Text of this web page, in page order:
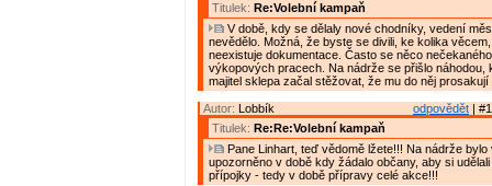
Titulek: Re:Volební kampaň
V době, kdy se dělaly nové chodníky, vedení
nevědělo. Možná, že byste se divili, ke kolika
neexistuje dokumentace. Často se něco
výkopových pracech. Na nádrže se přišlo náhodou,
majitel sklepa začal stěžovat, že mu do něj prosakují
odpovědět |
Autor: Lobbík
Titulek: Re:Re:Volební kampaň
Pane Linhart, teď vědomě lžete!!! Na nádrže bylo
upozorněno v době kdy žádalo občany, aby si
přípojky - tedy v době přípravy celé akce!!!